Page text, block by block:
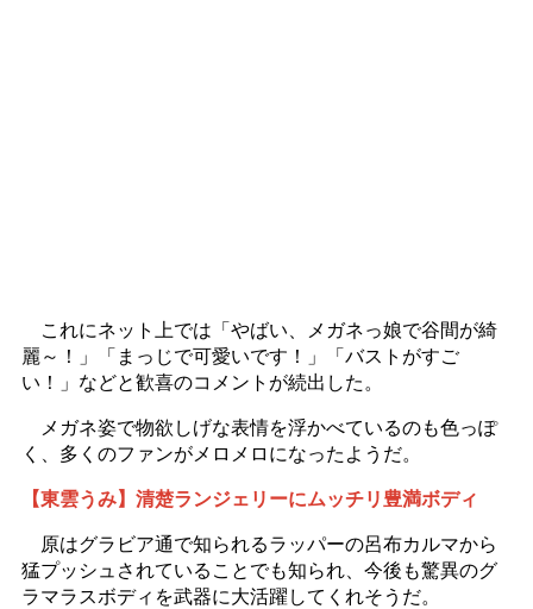
これにネット上では「やばい、メガネっ娘で谷間が綺
麗～！」「まっじで可愛いです！」「バストがすご
い！」などと歓喜のコメントが続出した。
メガネ姿で物欲しげな表情を浮かべているのも色っぽ
く、多くのファンがメロメロになったようだ。
【東雲うみ】清楚ランジェリーにムッチリ豊満ボディ
原はグラビア通で知られるラッパーの呂布カルマから
猛プッシュされていることでも知られ、今後も驚異のグ
ラマラスボディを武器に大活躍してくれそうだ。